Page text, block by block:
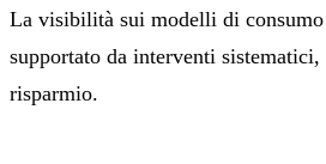
La visibilità sui modelli di consumo
supportato da interventi sistematici,
risparmio.